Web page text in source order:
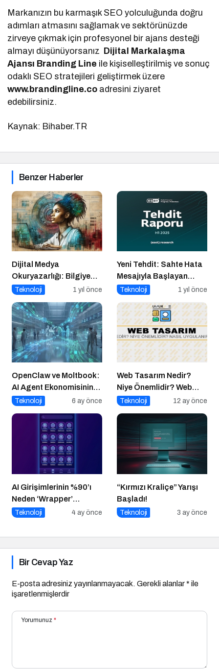
Markanızın bu karmaşık SEO yolculuğunda doğru
adımları atmasını sağlamak ve sektörünüzde
zirveye çıkmak için profesyonel bir ajans desteği
almayı düşünüyorsanız Dijital Markalaşma
Ajansı Branding Line ile kişiselleştirilmiş ve sonuç
odaklı SEO stratejileri geliştirmek üzere
www.brandingline.co adresini ziyaret
edebilirsiniz.
Kaynak: Bihaber.TR
Benzer Haberler
Dijital Medya
Okuryazarlığı: Bilgiye
Erişimde Sorumluluk ve
Teknoloji 1 yıl önce
Yeni Tehdit: Sahte Hata
Mesajıyla Başlayan
Siber Saldırılar
Teknoloji 1 yıl önce
OpenClaw ve Moltbook:
AI Agent Ekonomisinin
İlk Altyapıları
Teknoloji 6 ay önce
Web Tasarım Nedir?
Niye Önemlidir? Web
Tasarım Nasıl Yapılır?
Teknoloji 12 ay önce
AI Girişimlerinin %90’ı
Neden ‘Wrapper’
Kalıyor?
Teknoloji 4 ay önce
“Kırmızı Kraliçe” Yarışı
Başladı!
Teknoloji 3 ay önce
Bir Cevap Yaz
E-posta adresiniz yayınlanmayacak. Gerekli alanlar* ile
işaretlenmişlerdir
Yorumunuz *